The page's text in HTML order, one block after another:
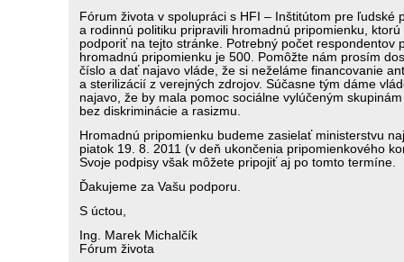
Fórum života v spolupráci s HFI – Inštitútom pre ľudské
a rodinnú politiku pripravili hromadnú pripomienku, ktorú
podporiť na tejto stránke. Potrebný počet respondentov
hromadnú pripomienku je 500. Pomôžte nám prosím
číslo a dať najavo vláde, že si neželáme financovanie
a sterilizácií z verejných zdrojov. Súčasne tým dáme
najavo, že by mala pomoc sociálne vylúčeným
bez diskriminácie a rasizmu.
Hromadnú pripomienku budeme zasielať ministerstvu
piatok 19. 8. 2011 (v deň ukončenia pripomienkového
Svoje podpisy však môžete pripojiť aj po tomto termíne.
Ďakujeme za Vašu podporu.
S úctou,
Ing. Marek Michalčík
Fórum života